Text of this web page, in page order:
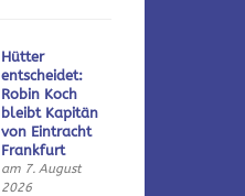
Hütter
entscheidet:
Robin Koch
bleibt Kapitän
von Eintracht
Frankfurt
am 7. August
2026